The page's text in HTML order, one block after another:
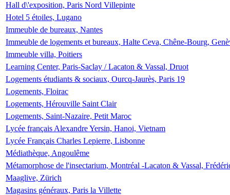
Hall d\'exposition, Paris Nord Villepinte
Hotel 5 étoiles, Lugano
Immeuble de bureaux, Nantes
Immeuble de logements et bureaux, Halte Ceva, Chêne-Bourg,
Immeuble villa, Poitiers
Learning Center, Paris-Saclay / Lacaton & Vassal, Druot
Logements étudiants & sociaux, Ourcq-Jaurès, Paris 19
Logements, Floirac
Logements, Hérouville Saint Clair
Logements, Saint-Nazaire, Petit Maroc
Lycée français Alexandre Yersin, Hanoi, Vietnam
Lycée Français Charles Lepierre, Lisbonne
Médiathèque, Angoulême
Métamorphose de l'insectarium, Montréal -Lacaton & Vassal,
Maaglive, Zürich
Magasins généraux, Paris la Villette